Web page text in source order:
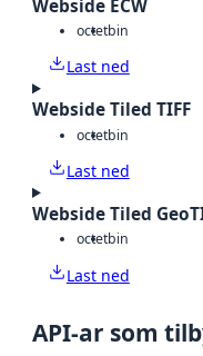
Webside ECW
octetbin
Last ned
Webside Tiled TIFF
octetbin
Last ned
Webside Tiled
octetbin
Last ned
API-ar som